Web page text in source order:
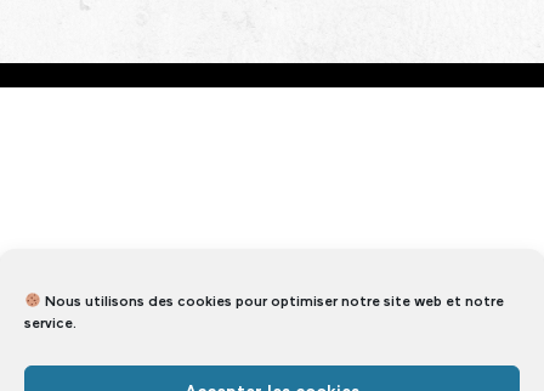
Nous utilisons des cookies pour optimiser notre site web et notre
service.